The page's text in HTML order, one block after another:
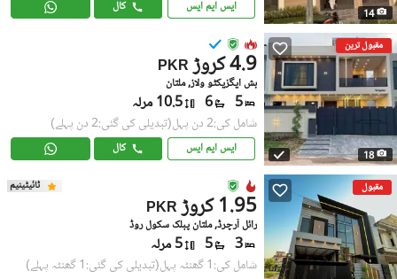
14 ایس ایم ایس کال
مقبول ترین
18
PKR 4.9 کروڑ
بش ایگزیکٹو ولاز, ملتان
5
6 10.5 مرلہ
شامل کی:2 دن پہل (تبدیلی کی گئی:2 دن پہلے)
ایس ایم ایس کال
مقبول ٹائیٹینیم
PKR 1.95 کروڑ
رائل آرچرڈ, ملتان پبلک سکول روڈ
3
5 5 مرلہ
شامل کی:1 گھنٹہ پہل (تبدیلی کی گئی:1 گھنٹہ پہلے)